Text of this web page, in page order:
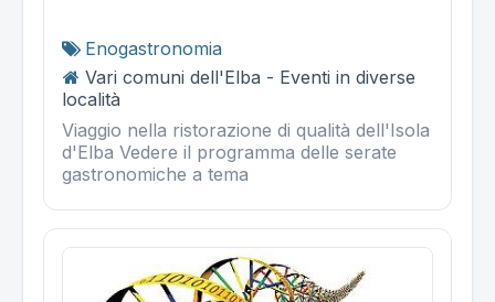
Enogastronomia
Vari comuni dell'Elba - Eventi in diverse
località
Viaggio nella ristorazione di qualità dell'Isola
d'Elba Vedere il programma delle serate
gastronomiche a tema